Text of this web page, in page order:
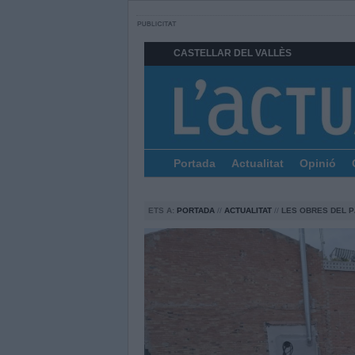
CASTELLAR DEL VALLÈS
Portada Actualitat Opinió
ETS A: PORTADA // ACTUALITAT // LES OBRES DEL